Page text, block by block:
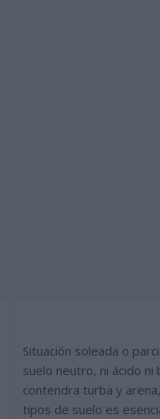
Situación soleada o
suelo neutro, ni ácido
contendra turba y
tipos de suelo es